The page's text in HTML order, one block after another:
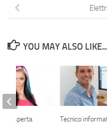
YOU MAY ALSO
Tecnico
esperta